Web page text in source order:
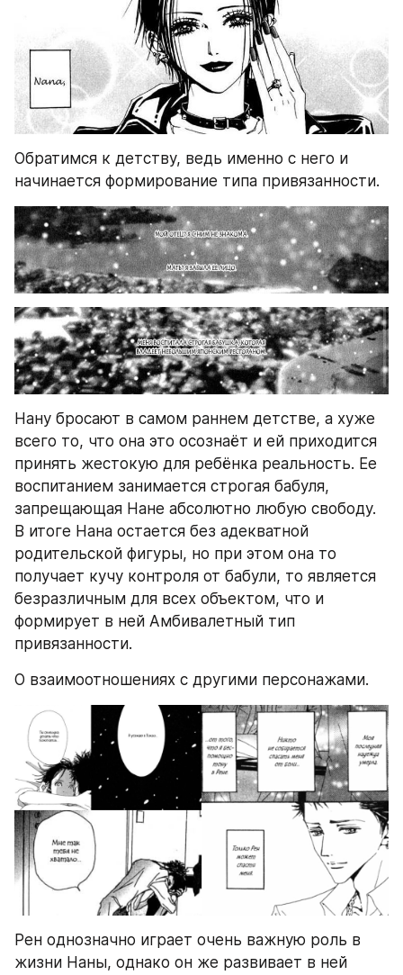
Обратимся к детству, ведь именно с него и
начинается формирование типа привязанности.
Нану бросают в самом раннем детстве, а хуже
всего то, что она это осознаёт и ей приходится
принять жестокую для ребёнка реальность. Ее
воспитанием занимается строгая бабуля,
запрещающая Нане абсолютно любую свободу.
В итоге Нана остается без адекватной
родительской фигуры, но при этом она то
получает кучу контроля от бабули, то является
безразличным для всех объектом, что и
формирует в ней Амбивалетный тип
привязанности.
О взаимоотношениях с другими персонажами.
Рен однозначно играет очень важную роль в
жизни Наны, однако он же развивает в ней